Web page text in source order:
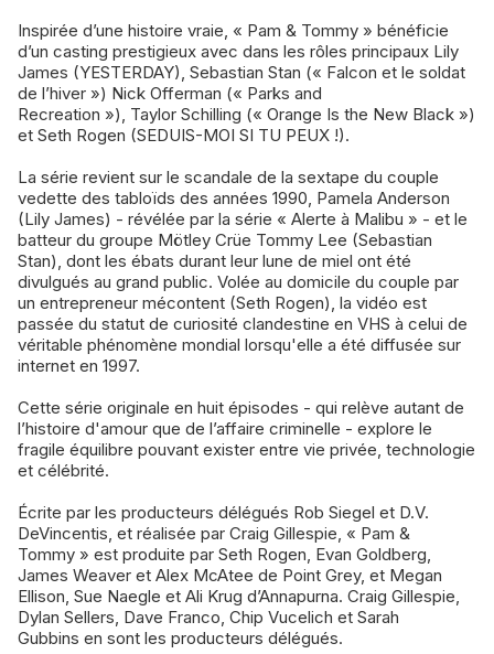
Inspirée d’une histoire vraie, « Pam & Tommy » bénéficie
d’un casting prestigieux avec dans les rôles principaux Lily
James (YESTERDAY), Sebastian Stan (« Falcon et le soldat
de l’hiver ») Nick Offerman (« Parks and
Recreation »), Taylor Schilling (« Orange Is the New Black »)
et Seth Rogen (SEDUIS-MOI SI TU PEUX !).
La série revient sur le scandale de la sextape du couple
vedette des tabloïds des années 1990, Pamela Anderson
(Lily James) - révélée par la série « Alerte à Malibu » - et le
batteur du groupe Mötley Crüe Tommy Lee (Sebastian
Stan), dont les ébats durant leur lune de miel ont été
divulgués au grand public. Volée au domicile du couple par
un entrepreneur mécontent (Seth Rogen), la vidéo est
passée du statut de curiosité clandestine en VHS à celui de
véritable phénomène mondial lorsqu'elle a été diffusée sur
internet en 1997.
Cette série originale en huit épisodes - qui relève autant de
l’histoire d'amour que de l’affaire criminelle - explore le
fragile équilibre pouvant exister entre vie privée, technologie
et célébrité.
Écrite par les producteurs délégués Rob Siegel et D.V.
DeVincentis, et réalisée par Craig Gillespie, « Pam &
Tommy » est produite par Seth Rogen, Evan Goldberg,
James Weaver et Alex McAtee de Point Grey, et Megan
Ellison, Sue Naegle et Ali Krug d’Annapurna. Craig Gillespie,
Dylan Sellers, Dave Franco, Chip Vucelich et Sarah
Gubbins en sont les producteurs délégués.